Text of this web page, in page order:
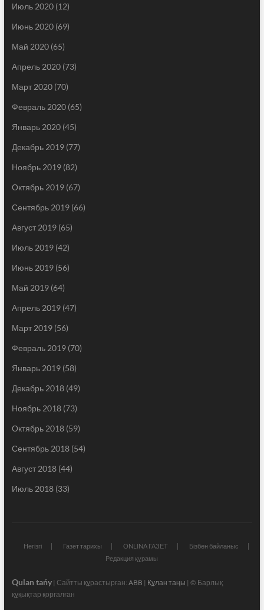
Июль 2020(12)
Июнь 2020(69)
Май 2020(65)
Апрель 2020(73)
Март 2020(70)
Февраль 2020(65)
Январь 2020(45)
Декабрь 2019(77)
Ноябрь 2019(82)
Октябрь 2019(67)
Сентябрь 2019(66)
Август 2019(65)
Июль 2019(42)
Июнь 2019(56)
Май 2019(64)
Апрель 2019(47)
Март 2019(56)
Февраль 2019(70)
Январь 2019(58)
Декабрь 2018(49)
Ноябрь 2018(73)
Октябрь 2018(59)
Сентябрь 2018(54)
Август 2018(44)
Июль 2018(33)
Негізгі Газет тарихы ONLINA ГАЗЕТ
Бізбен байланыс
Редакция құрамы
Qulan tańy| Сайтты құрастырған: ABB | Құлан таңы | © Барлық
құқықтар қорғалған